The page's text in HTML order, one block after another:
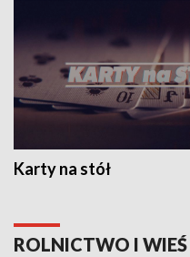
Karty na stół
ROLNICTWO I WIEŚ